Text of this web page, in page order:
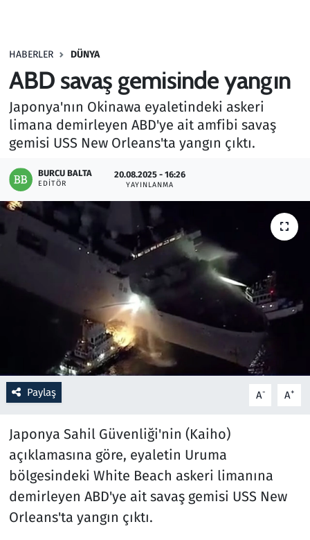
HABERLER DÜNYA
ABD savaş gemisinde yangın
Japonya'nın Okinawa eyaletindeki askeri
limana demirleyen ABD'ye ait amfibi savaş
gemisi USS New Orleans'ta yangın çıktı.
BURCU BALTA
EDITÖR
20.08.2025 - 16:26
YAYINLANMA
Paylaş A- A+
Japonya Sahil Güvenliği'nin (Kaiho)
açıklamasına göre, eyaletin Uruma
bölgesindeki White Beach askeri limanına
demirleyen ABD'ye ait savaş gemisi USS New
Orleans'ta yangın çıktı.
Haber
Kültür Sanat
Kurumsal Haberler
Memur ve Kamu
Otomobil
Ramazan
Resmi İlanlar
Rüya Tabirleri
Savunma Sanayi
Seçim 2023
Spor